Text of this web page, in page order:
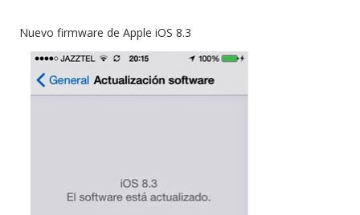
Nuevo firmware de Apple iOS 8.3